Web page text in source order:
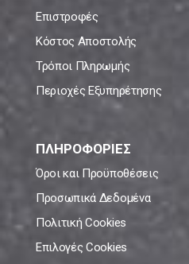
Επιστροφές
Κόστος Αποστολής
Τρόποι Πληρωμής
Περιοχές Εξυπηρέτησης
ΠΛΗΡΟΦΟΡΙΕΣ
Όροι και Προϋποθέσεις
Προσωπικά Δεδομένα
Πολιτική Cookies
Επιλογές Cookies